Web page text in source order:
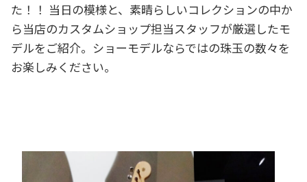
た！！ 当日の模様と、素晴らしいコレクションの中か
ら当店のカスタムショップ担当スタッフが厳選したモ
デルをご紹介。ショーモデルならではの珠玉の数々を
お楽しみください。